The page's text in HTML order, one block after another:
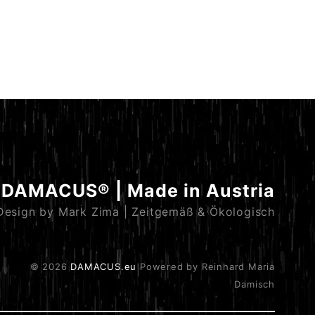
DAMACUS® | Made in Austria
by Mark Zima | Zeitgemäß & Ökologisch
© 2026 DAMACUS.eu Powered by Reinhard Maria
Damisch